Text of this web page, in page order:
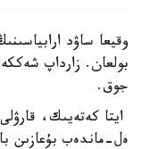
وقيعا ساۋد
بولعان. زارداپ
جوق.
ايتا كەتەيىك،
ەل-ماندەب بۇعازىن